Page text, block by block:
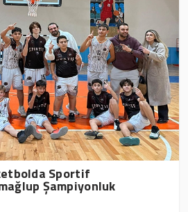
Sportif
Şampiyonluk